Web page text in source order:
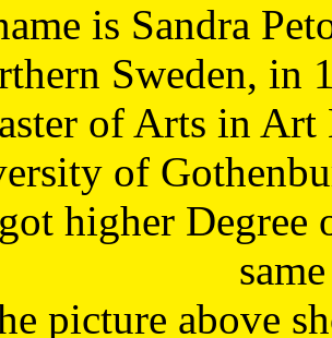
is Sandra
Sweden, in
of Arts in Art
of
higher Degree
picture above